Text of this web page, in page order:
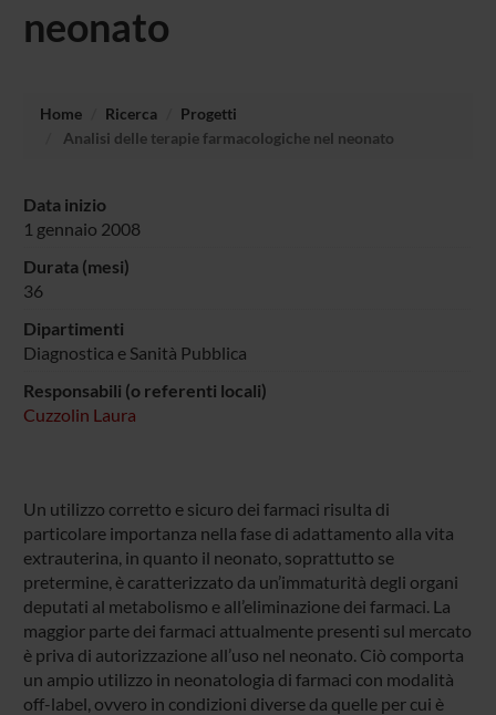
neonato
Home Ricerca
Progetti
Analisi delle terapie farmacologiche nel neonato
Data inizio
1 gennaio 2008
Durata (mesi)
36
Dipartimenti
Diagnostica e Sanità Pubblica
Responsabili (o referenti locali)
Cuzzolin Laura
Un utilizzo corretto e sicuro dei farmaci risulta di
particolare importanza nella fase di adattamento alla vita
extrauterina, in quanto il neonato, soprattutto se
pretermine, è caratterizzato da un’immaturità degli organi
deputati al metabolismo e all’eliminazione dei farmaci. La
maggior parte dei farmaci attualmente presenti sul mercato
è priva di autorizzazione all’uso nel neonato. Ciò comporta
un ampio utilizzo in neonatologia di farmaci con modalità
off-label, ovvero in condizioni diverse da quelle per cui è